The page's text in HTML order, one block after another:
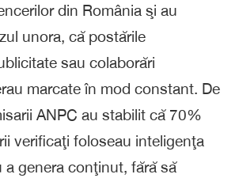
din România şi au
unora, că postările
sau colaborări
marcate în mod constant. De
ANPC au stabilit că 70%
verificaţi foloseau inteligenţa
a genera conţinut, fără să